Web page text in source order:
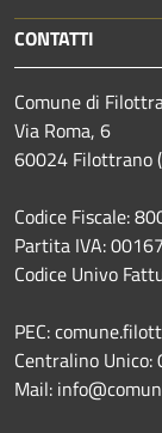
CONTATTI
Comune di
Via Roma, 6
60024 Filottrano
Codice Fiscale:
Partita IVA:
Codice Univo
PEC:
Centralino
Mail: